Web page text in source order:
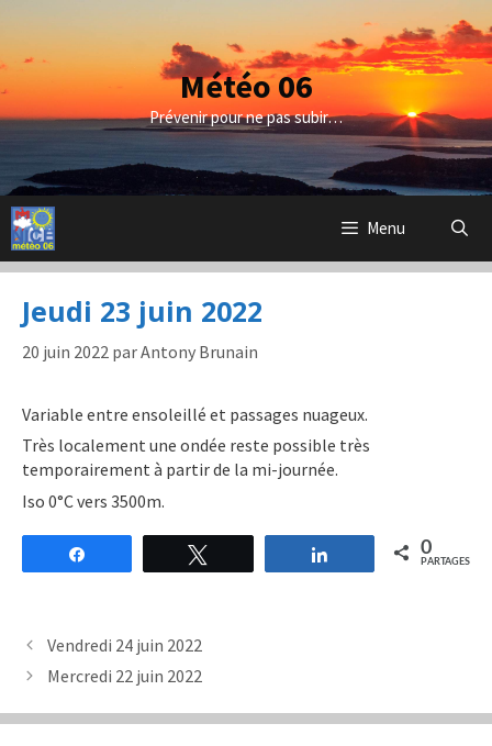
contenu
Météo 06
Prévenir pour ne pas subir…
Menu
Jeudi 23 juin 2022
20 juin 2022 parAntony Brunain
Variable entre ensoleillé et passages nuageux.
Très localement une ondée reste possible très
temporairement à partir de la mi-journée.
Iso 0°C vers 3500m.
Partagez 0
PARTAGES
Vendredi 24 juin 2022
Mercredi 22 juin 2022